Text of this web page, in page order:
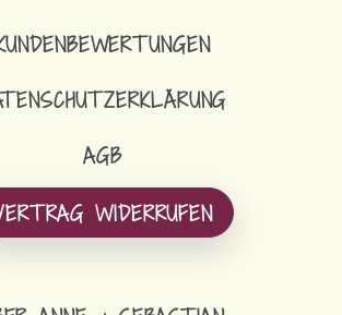
AGB
WIDERRUFEN